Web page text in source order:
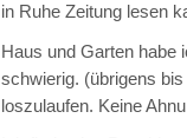
in Ruhe Zeitung lesen
Haus und Garten habe
schwierig. (übrigens
loszulaufen. Keine